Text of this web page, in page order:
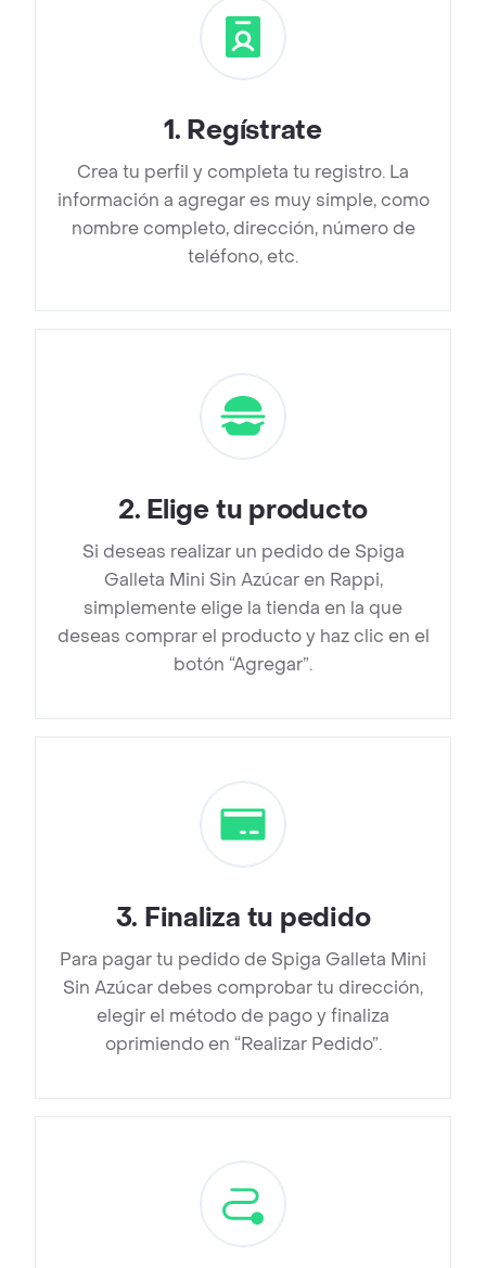
1. Regístrate
Crea tu perfil y completa tu registro. La
información a agregar es muy simple, como
nombre completo, dirección, número de
teléfono, etc.
2. Elige tu producto
Si deseas realizar un pedido de Spiga
Galleta Mini Sin Azúcar en Rappi,
simplemente elige la tienda en la que
deseas comprar el producto y haz clic en el
botón “Agregar”.
3. Finaliza tu pedido
Para pagar tu pedido de Spiga Galleta Mini
Sin Azúcar debes comprobar tu dirección,
elegir el método de pago y finaliza
oprimiendo en “Realizar Pedido”.